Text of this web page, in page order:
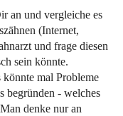
an und vergleiche es
(Internet,
und frage diesen
sein könnte.
könnte mal Probleme
begründen - welches
denke nur an